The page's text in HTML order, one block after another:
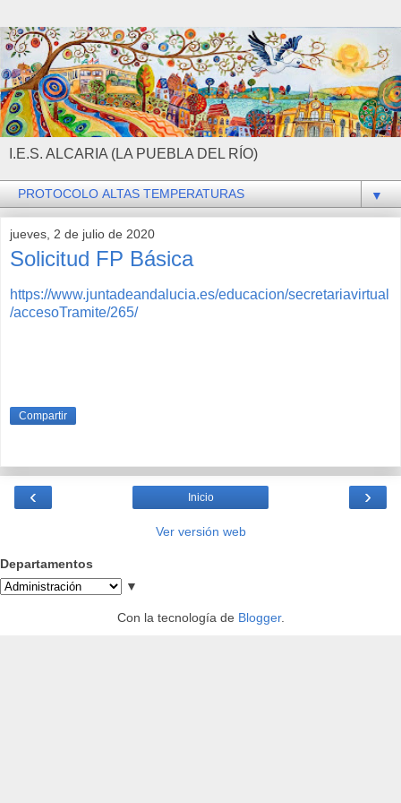
I.E.S. ALCARIA (LA PUEBLA DEL RÍO)
▼
jueves, 2 de julio de 2020
Solicitud FP Básica
https://www.juntadeandalucia.es/educacion/secretariavirtual
/accesoTramite/265/
Compartir
‹ ›
Inicio
Ver versión web
Departamentos
▼
Con la tecnología de Blogger.